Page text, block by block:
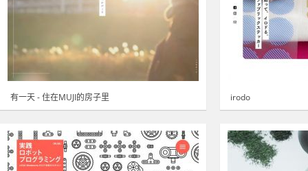
有一天 - 住在MUJI的房子里 irodo